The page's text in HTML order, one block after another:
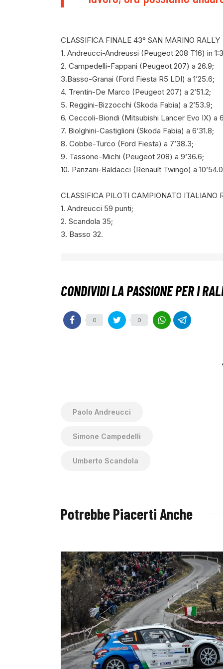
CLASSIFICA FINALE 43° SAN MARINO RALLY
1. Andreucci-Andreussi (Peugeot 208 T16) in
2. Campedelli-Fappani (Peugeot 207) a 26.9;
3.Basso-Granai (Ford Fiesta R5 LDI) a 1’25.6;
4. Trentin-De Marco (Peugeot 207) a 2’51.2;
5. Reggini-Bizzocchi (Skoda Fabia) a 2’53.9;
6. Ceccoli-Biondi (Mitsubishi Lancer Evo IX) a
7. Biolghini-Castiglioni (Skoda Fabia) a 6’31.8;
8. Cobbe-Turco (Ford Fiesta) a 7’38.3;
9. Tassone-Michi (Peugeot 208) a 9’36.6;
10. Panzani-Baldacci (Renault Twingo) a 10’54.0
CLASSIFICA PILOTI CAMPIONATO ITALIANO
1. Andreucci 59 punti;
2. Scandola 35;
3. Basso 32.
0 0
Paolo Andreucci
Simone Campedelli
Umberto Scandola
Potrebbe Piacerti Anche